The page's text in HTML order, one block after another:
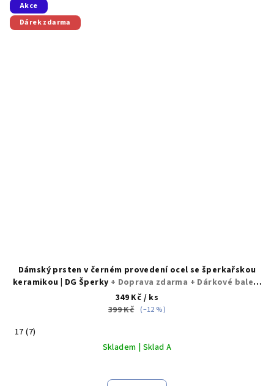
Akce
Dárek zdarma
Dámský prsten v černém provedení ocel se šperkařskou
keramikou | DG Šperky + Doprava zdarma + Dárkové balení
zdarma
349 Kč / ks
399 Kč (–12 %)
17 (7)
Skladem | Sklad A